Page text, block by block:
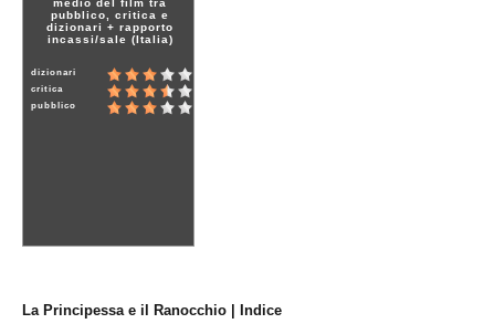
medio del film tra
pubblico, critica e
dizionari + rapporto
incassi/sale (Italia)
dizionari
critica
pubblico
La Principessa e il Ranocchio | Indice